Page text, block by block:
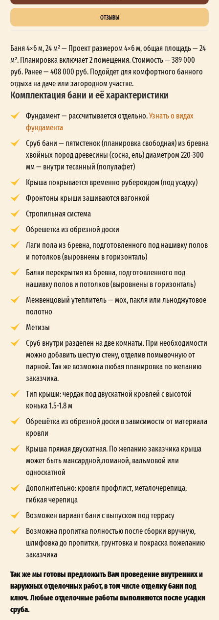
ОТЗЫВЫ
Баня 4×6 м, 24 м² — Проект размером 4×6 м, общая площадь — 24
м². Планировка включает 2 помещения. Стоимость — 389 000
руб. Ранее — 408 000 руб. Подойдет для комфортного банного
отдыха на даче или загородном участке.
Комплектация бани и её характеристики
Фундамент — рассчитывается отдельно.Узнать о видах
фундамента
Сруб бани — пятистенок (планировка свободная) из бревна
хвойных пород древесины (сосна, ель) диаметром 220-300
мм — внутри тесанный (полулафет)
Крыша покрывается временно рубероидом (под усадку)
Фронтоны крыши зашиваются вагонкой
Стропильная система
Обрешетка из обрезной доски
Лаги пола из бревна, подготовленного под нашивку полов
и потолков (выровнены в горизонталь)
Балки перекрытия из бревна, подготовленного под
нашивку полов и потолков (выровнены в горизонталь)
Межвенцовый утеплитель — мох, пакля или льноджутовое
полотно
Метизы
Сруб внутри разделен на две комнаты. При необходимости
можно добавить шестую стену, отделив помывочную от
парной. Так же возможна любая планировка по желанию
заказчика.
Тип крыши: чердак под двускатной кровлей с высотой
конька 1.5-1.8 м
Обрешётка из обрезной доски в зависимости от материала
кровли
Крыша прямая двускатная. По желанию заказчика крыша
может быть мансардной,ломаной, вальмовой или
односкатной
Дополнительно: кровля профлист, металочерепица,
гибкая черепица
Возможен вариант бани с выпуском под террасу
Возможна пропитка полностью после сборки вручную,
шлифовка до пропитки, грунтовка и покраска пожеланию
заказчика
Так же мы готовы предложить Вам проведение внутренних и
наружных отделочных работ, в том числе отделку бани под
ключ. Любые отделочные работы выполняются после усадки
сруба.